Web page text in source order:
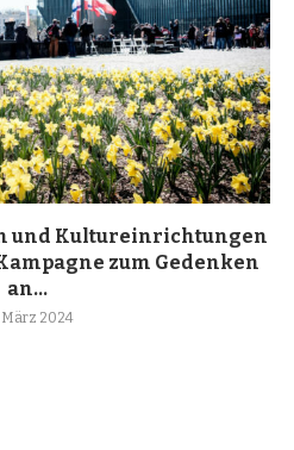
und Kultureinrichtungen
zum Gedenken
an...
März 2024